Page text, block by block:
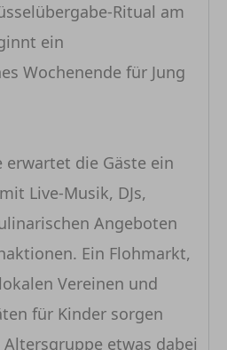
Ritual am
ein
Wochenende für Jung
die Gäste ein
Live-Musik, DJs,
Angeboten
Ein Flohmarkt,
Vereinen und
für Kinder sorgen
etwas dabei